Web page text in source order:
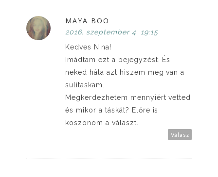
MAYA BOO
2016. szeptember 4. 19:15
Kedves Nina!
Imádtam ezt a bejegyzést. És
neked hála azt hiszem meg van a
sulitaskam.
Megkerdezhetem mennyiért vetted
és mikor a táskát? Előre is
köszönöm a választ.
Válasz